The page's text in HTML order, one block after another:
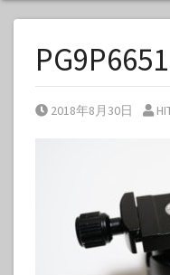
PG9P6651
Posted on
2018年8月30日